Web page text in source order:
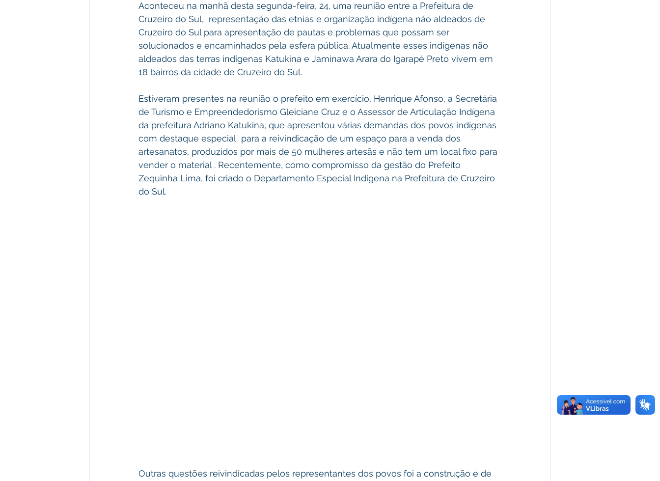
Aconteceu na manhã desta segunda-feira, 24, uma reunião entre a Prefeitura de
Cruzeiro do Sul,  representação das etnias e organização indígena não aldeados de
Cruzeiro do Sul para apresentação de pautas e problemas que possam ser
solucionados e encaminhados pela esfera pública. Atualmente esses indígenas não
aldeados das terras indígenas Katukina e Jaminawa Arara do Igarapé Preto vivem em
18 bairros da cidade de Cruzeiro do Sul.
Estiveram presentes na reunião o prefeito em exercício, Henrique Afonso, a Secretária
de Turismo e Empreendedorismo Gleiciane Cruz e o Assessor de Articulação Indígena
da prefeitura Adriano Katukina, que apresentou várias demandas dos povos indígenas
com destaque especial  para a reivindicação de um espaço para a venda dos
artesanatos, produzidos por mais de 50 mulheres artesãs e não tem um local fixo para
vender o material . Recentemente, como compromisso da gestão do Prefeito
Zequinha Lima, foi criado o Departamento Especial Indígena na Prefeitura de Cruzeiro
do Sul.
Outras questões reivindicadas pelos representantes dos povos foi a construção e de